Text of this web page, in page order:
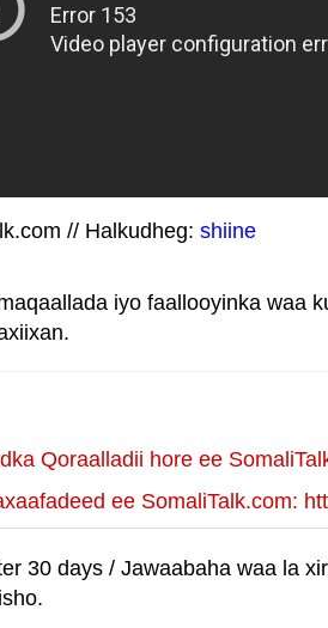
// Halkudheg: shiine
iyo faallooyinka waa
Qoraalladii hore ee
ee SomaliTalk.com:
30 days / Jawaabaha waa la